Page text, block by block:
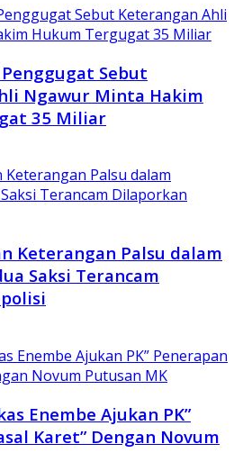
Sebut
Ngawur Minta Hakim
35 Miliar
Keterangan Palsu dalam
Saksi Terancam
Enembe Ajukan PK”
Karet” Dengan Novum